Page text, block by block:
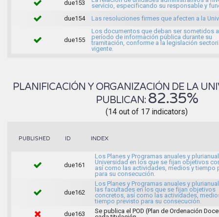
due153
servicio, especificando su responsable y
due154
Las resoluciones firmes que afecten a la
due155
Los documentos que deban ser sometidos
período de información pública durante su
tramitación, conforme a la legislación
vigente.
PLANIFICACIÓN Y ORGANIZACIÓN DE LA
PUBLICAN: 82.35%
(14 out of 17 indicators)
PUBLISHED ID INDEX
due161
Los Planes y Programas anuales y
Universidad en los que se fijan objetivos
así como las actividades, medios y tiempo
para su consecución.
due162
Los Planes y Programas anuales y
las facultades en los que se fijan objetivos
concretos, así como las actividades,
tiempo previsto para su consecución.
due163
Se publica el POD (Plan de Ordenación